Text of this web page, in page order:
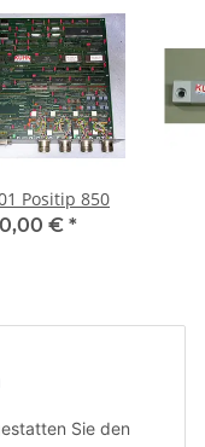
Sie den
25896601 Positip 850
€ *